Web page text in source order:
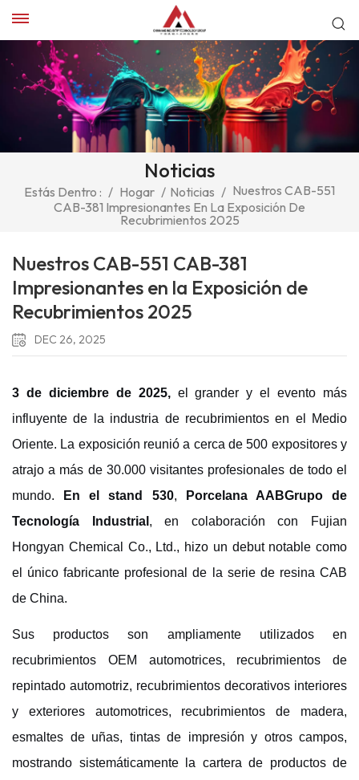
Noticias
Estás Dentro : / Hogar / Noticias / Nuestros CAB-551
CAB-381 Impresionantes En La Exposición De
Recubrimientos 2025
Nuestros CAB-551 CAB-381
Impresionantes en la Exposición de
Recubrimientos 2025
DEC 26, 2025
3 de diciembre de 2025, el grandery el evento más
influyente de la industria de recubrimientos en el Medio
Oriente. La exposición reunió a cerca de 500 expositores y
atrajo a más de 30.000 visitantes profesionales de todo el
mundo.
En el stand 530, Porcelana AABGrupo de
Tecnología Industrial , en colaboración con
Fujian
Hongyan Chemical Co., Ltd., hizo un debut notable como
el único fabricante profesional de la serie de resina CAB
de China.
Sus productos son ampliamente utilizados en
recubrimientos OEM automotrices, recubrimientos de
repintado automotriz, recubrimientos decorativos interiores
y exteriores automotrices, recubrimientos de madera,
esmaltes de uñas, tintas de impresión y otros campos,
mostrando sistemáticamente la cartera de productos de